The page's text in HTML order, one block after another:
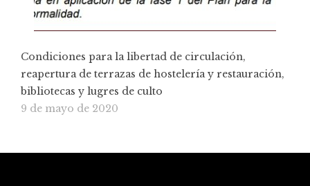
Condiciones para la libertad de circulación,
reapertura de terrazas de hostelería y restauración,
bibliotecas y lugres de culto
9 de mayo de 2020